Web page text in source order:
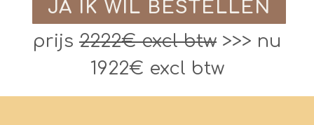
JA IK WIL BESTELLEN
prijs 2222€ excl btw >>> nu
1922€ excl btw